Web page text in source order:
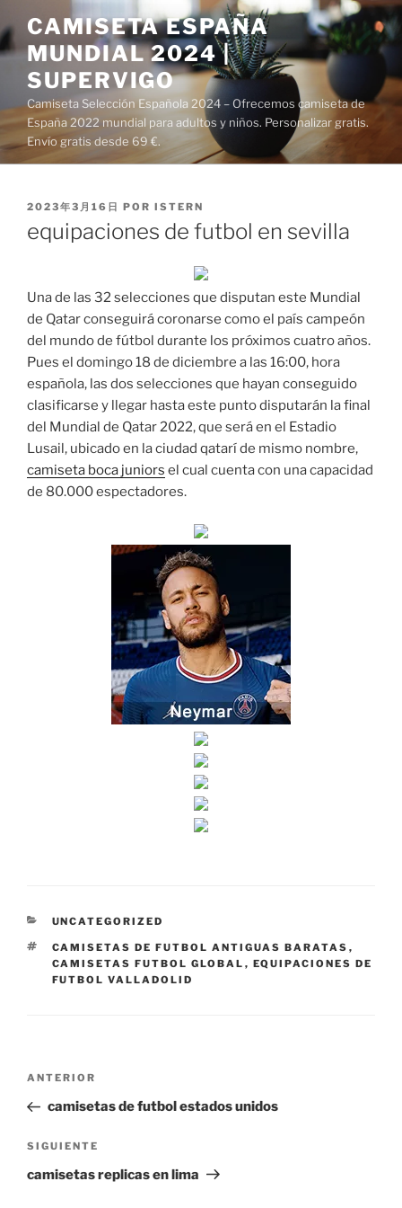
al
contenido
CAMISETA ESPAÑA
MUNDIAL 2024 |
SUPERVIGO
Camiseta Selección Española 2024 – Ofrecemos camiseta de
España 2022 mundial para adultos y niños. Personalizar gratis.
Envío gratis desde 69 €.
PUBLICADO
2023年3月16日 POR ISTERN
equipaciones de futbol en sevilla
Una de las 32 selecciones que disputan este Mundial
de Qatar conseguirá coronarse como el país campeón
del mundo de fútbol durante los próximos cuatro años.
Pues el domingo 18 de diciembre a las 16:00, hora
española, las dos selecciones que hayan conseguido
clasificarse y llegar hasta este punto disputarán la final
del Mundial de Qatar 2022, que será en el Estadio
Lusail, ubicado en la ciudad qatarí de mismo nombre,
camiseta boca juniors el cual cuenta con una capacidad
de 80.000 espectadores.
CATEGORÍAS
UNCATEGORIZED
ETIQUETAS
CAMISETAS DE FUTBOL ANTIGUAS BARATAS ,
CAMISETAS FUTBOL GLOBAL , EQUIPACIONES DE
FUTBOL VALLADOLID
Navegación
entradas
Entrada
anterior:
ANTERIOR
camisetas de futbol estados unidos
Siguiente
entrada
SIGUIENTE
camisetas replicas en lima